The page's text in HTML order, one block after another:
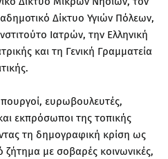
Δίκτυο Υγιών Πόλεων,
Ιατρών, την Ελληνική
και τη Γενική Γραμματεία
ευρωβουλευτές,
εκπρόσωποι της τοπικής
τη δημογραφική κρίση ως
ζήτημα με σοβαρές κοινωνικές,